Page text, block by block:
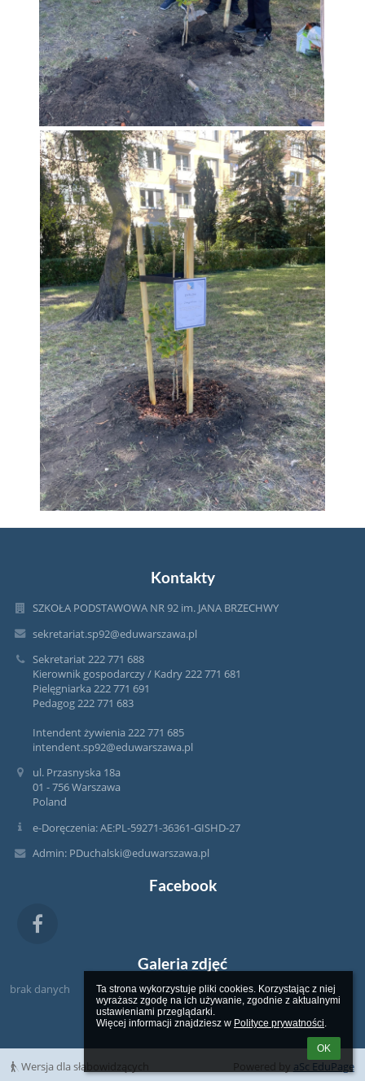
Ta strona wykorzystuje pliki cookies. Korzystając z niej
wyrażasz zgodę na ich używanie, zgodnie z aktualnymi
ustawieniami przeglądarki.
Więcej informacji znajdziesz w Polityce prywatności.
OK
Kontakty
SZKOŁA PODSTAWOWA NR 92 im. JANA BRZECHWY
sekretariat.sp92@eduwarszawa.pl
Sekretariat 222 771 688
Kierownik gospodarczy / Kadry 222 771 681
Pielęgniarka 222 771 691
Pedagog 222 771 683
Intendent żywienia 222 771 685
intendent.sp92@eduwarszawa.pl
ul. Przasnyska 18a
01 - 756 Warszawa
Poland
e-Doręczenia: AE:PL-59271-36361-GISHD-27
Admin: PDuchalski@eduwarszawa.pl
Facebook
Galeria zdjęć
brak danych
Wersja dla słabowidzących Powered by aSc EduPage